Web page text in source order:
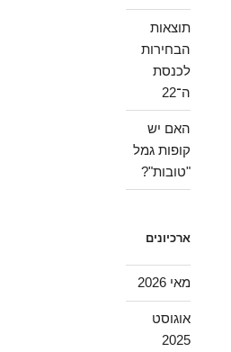
תוצאות
הבחירות
לכנסת
ה־22
האם יש
קופות גמל
"טובות"?
ארכיונים
מאי 2026
אוגוסט
2025